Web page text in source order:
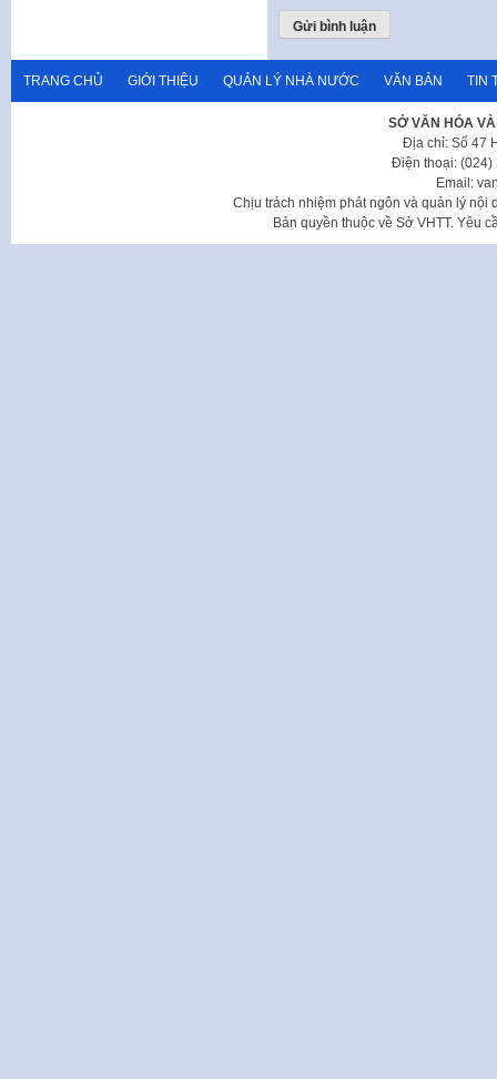
TRANG CHỦ GIỚI THIỆU QUẢN LÝ NHÀ NƯỚC VĂN BẢN TIN
SỞ VĂN HÓA
Địa chỉ: Số 47
Điện thoại: (024)
Email:
Chịu trách nhiệm phát ngôn và quản lý nội
Bản quyền thuộc về Sở VHTT. Yêu